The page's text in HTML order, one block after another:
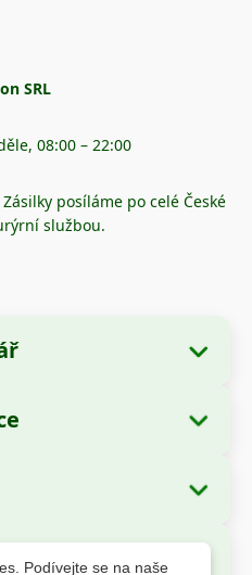
Podívejte se na naše
SRL
08:00 – 22:00
Zásilky posíláme po celé České
službou.
nr. 97, Sector 4,